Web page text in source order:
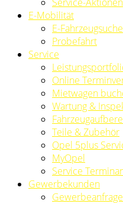
E-Mobilität
E-Fahrzeugsuche
Probefahrt
Service
Online
Mietwagen
Wartung &
Teile & Zubehör
Opel 5plus
MyOpel
Service
Gewerbekunden
Gewerbeanfrage